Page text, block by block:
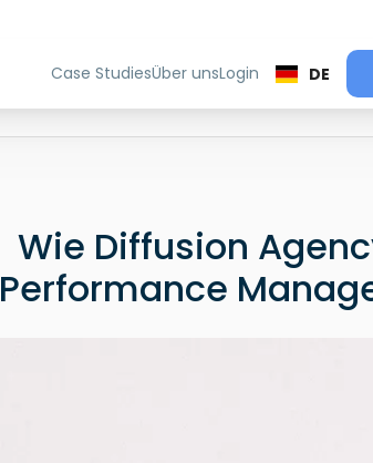
Case StudiesÜber unsLogin DE
Wie Diffusion
Performance